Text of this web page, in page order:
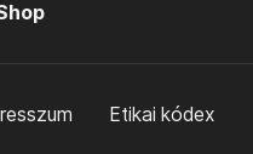
Etikai kódex